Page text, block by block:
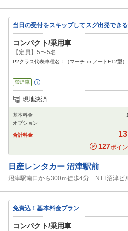
当日の受付をスキップしてスグ出発でき
コンパクト/乗用車
【定員】5〜5名
P2クラス代表車種名：（マーチ or ノートE12型）
禁煙車
追加可能オプション
カーナビ
現地決済
基本料金
オプション
合計料金
127ポイ
日産レンタカー 沼津駅前
沼津駅南口から300ｍ徒歩4分 NTT沼津ビ
免責込！基本料金プラン
コンパクト/乗用車